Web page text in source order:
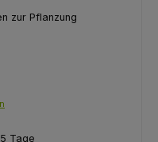
zur Pflanzung
Tage